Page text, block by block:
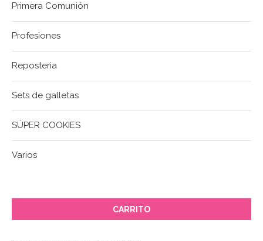
Primera Comunión
Profesiones
Reposteria
Sets de galletas
SÚPER COOKIES
Varios
CARRITO